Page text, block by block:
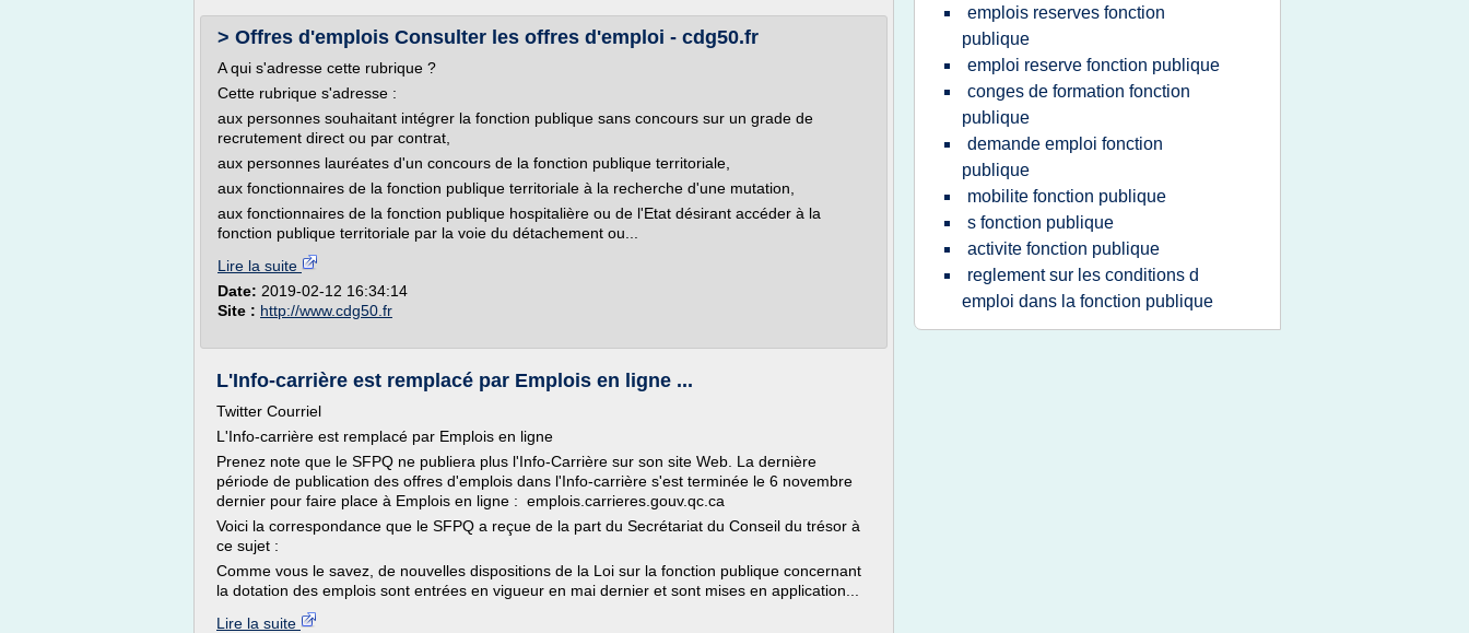
> Offres d'emplois Consulter les offres d'emploi - cdg50.fr
A qui s'adresse cette rubrique ?
Cette rubrique s'adresse :
aux personnes souhaitant intégrer la fonction publique sans concours sur un grade de
recrutement direct ou par contrat,
aux personnes lauréates d'un concours de la fonction publique territoriale,
aux fonctionnaires de la fonction publique territoriale à la recherche d'une mutation,
aux fonctionnaires de la fonction publique hospitalière ou de l'Etat désirant accéder à la
fonction publique territoriale par la voie du détachement ou...
Lire la suite
Date: 2019-02-12 16:34:14
Site : http://www.cdg50.fr
L'Info-carrière est remplacé par Emplois en ligne ...
Twitter Courriel
L'Info-carrière est remplacé par Emplois en ligne
Prenez note que le SFPQ ne publiera plus l'Info-Carrière sur son site Web. La dernière
période de publication des offres d'emplois dans l'Info-carrière s'est terminée le 6 novembre
dernier pour faire place à Emplois en ligne : emplois.carrieres.gouv.qc.ca
Voici la correspondance que le SFPQ a reçue de la part du Secrétariat du Conseil du trésor à
ce sujet :
Comme vous le savez, de nouvelles dispositions de la Loi sur la fonction publique concernant
la dotation des emplois sont entrées en vigueur en mai dernier et sont mises en application...
Lire la suite
emplois reserves fonction
publique
emploi reserve fonction publique
conges de formation fonction
publique
demande emploi fonction
publique
mobilite fonction publique
s fonction publique
activite fonction publique
reglement sur les conditions d
emploi dans la fonction publique